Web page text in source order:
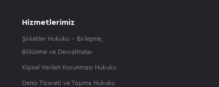
Hizmetlerimiz
Şirketler Hukuku – Birleşme,
Bölünme ve Devralmalar
Kişisel Verilen Korunması Hukuku
Deniz Ticareti ve Taşıma Hukuku